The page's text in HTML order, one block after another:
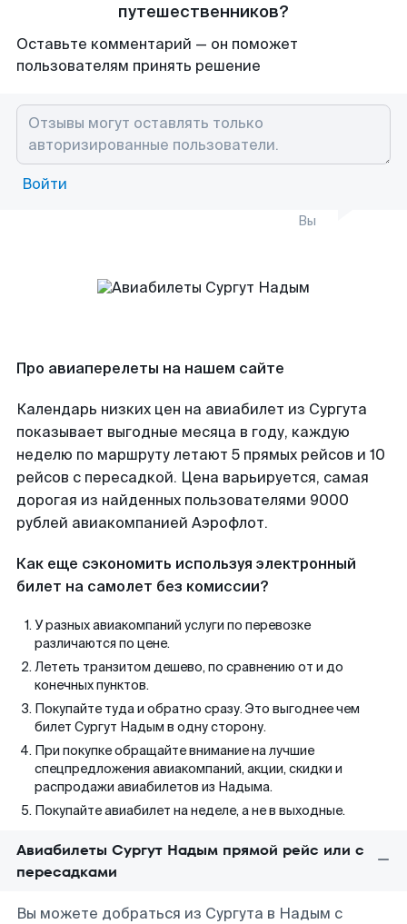
путешественников?
Оставьте комментарий — он поможет
пользователям принять решение
Войти
Вы
Про авиаперелеты на нашем сайте
Календарь низких цен на авиабилет из Сургута
показывает выгодные месяца в году, каждую
неделю по маршруту летают 5 прямых рейсов и 10
рейсов с пересадкой. Цена варьируется, самая
дорогая из найденных пользователями 9000
рублей авиакомпанией Аэрофлот.
Как еще сэкономить используя электронный
билет на самолет без комиссии?
У разных авиакомпаний услуги по перевозке
различаются по цене.
Лететь транзитом дешево, по сравнению от и до
конечных пунктов.
Покупайте туда и обратно сразу. Это выгоднее чем
билет Сургут Надым в одну сторону.
При покупке обращайте внимание на лучшие
спецпредложения авиакомпаний, акции, скидки и
распродажи авиабилетов из Надыма.
Покупайте авиабилет на неделе, а не в выходные.
Авиабилеты Сургут Надым прямой рейс или с
пересадками
Вы можете добраться из Сургута в Надым с